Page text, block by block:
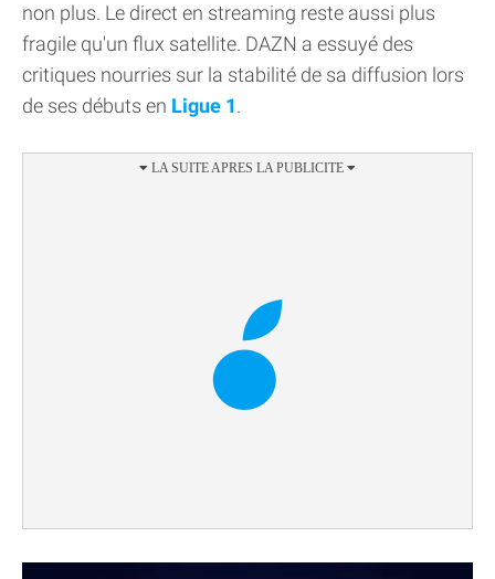
non plus. Le direct en streaming reste aussi plus
fragile qu'un flux satellite. DAZN a essuyé des
critiques nourries sur la stabilité de sa diffusion lors
de ses débuts en Ligue 1.